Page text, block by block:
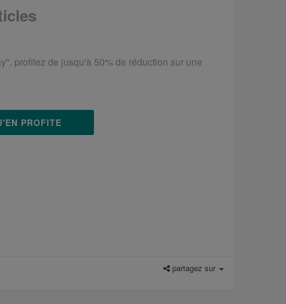
profitez de jusqu'à 50% de réduction sur une
PROFITE
partagez sur